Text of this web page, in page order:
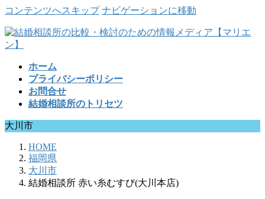
コンテンツへスキップ ナビゲーションに移動
ホーム
プライバシーポリシー
お問合せ
結婚相談所のトリセツ
大川市
HOME
福岡県
大川市
結婚相談所 赤い糸むすび(大川本店)